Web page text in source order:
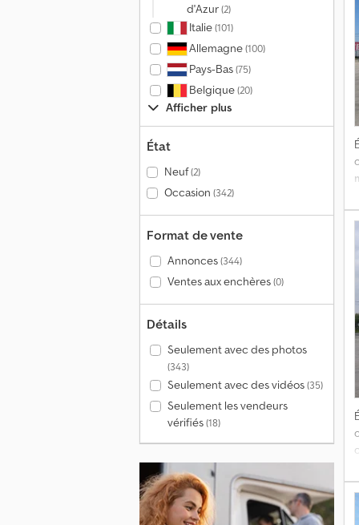
d'Azur(2)
Italie(101)
Allemagne(100)
Pays-Bas(75)
Belgique(20)
Afficher plus
État
Neuf(2)
Occasion (342)
Format de vente
Annonces(344)
Ventes aux enchères(0)
Détails
Seulement avec des photos
(343)
Seulement avec des vidéos(35)
Seulement les vendeurs
vérifiés(18)